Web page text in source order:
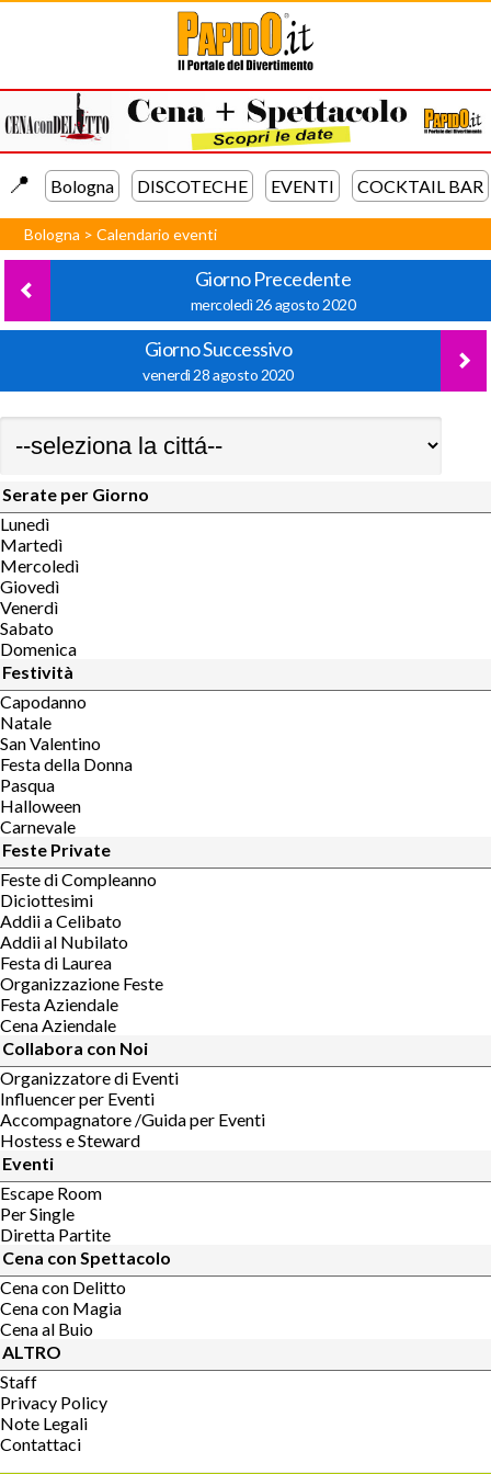
📍️ Bologna DISCOTECHE EVENTI COCKTAIL BAR
Bologna >Calendario eventi
Giorno Precedente
mercoledì 26 agosto 2020
Giorno Successivo
venerdì 28 agosto 2020
Serate per Giorno
Lunedì
Martedì
Mercoledì
Giovedì
Venerdì
Sabato
Domenica
Festività
Capodanno
Natale
San Valentino
Festa della Donna
Pasqua
Halloween
Carnevale
Feste Private
Feste di Compleanno
Diciottesimi
Addii a Celibato
Addii al Nubilato
Festa di Laurea
Organizzazione Feste
Festa Aziendale
Cena Aziendale
Collabora con Noi
Organizzatore di Eventi
Influencer per Eventi
Accompagnatore /Guida per Eventi
Hostess e Steward
Eventi
Escape Room
Per Single
Diretta Partite
Cena con Spettacolo
Cena con Delitto
Cena con Magia
Cena al Buio
ALTRO
Staff
Privacy Policy
Note Legali
Contattaci